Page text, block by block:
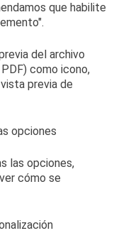
que habilite
del archivo
como icono,
previa de
las opciones,
cómo se